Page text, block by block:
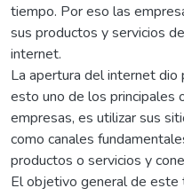
tiempo. Por eso las
sus productos y servicios
internet.
La apertura del internet dio
esto uno de los principales
empresas, es utilizar sus
como canales
productos o servicios y
El objetivo general de este